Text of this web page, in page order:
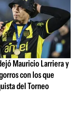
Mauricio Larriera y
con los que
del Torneo